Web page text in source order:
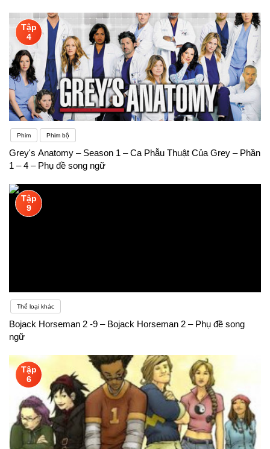
Tập
4
Phim Phim bộ
Grey's Anatomy – Season 1 – Ca Phẫu Thuật Của Grey – Phần
1 – 4 – Phụ đề song ngữ
Tập
9
Thể loại khác
Bojack Horseman 2 -9 – Bojack Horseman 2 – Phụ đề song
ngữ
Tập
6